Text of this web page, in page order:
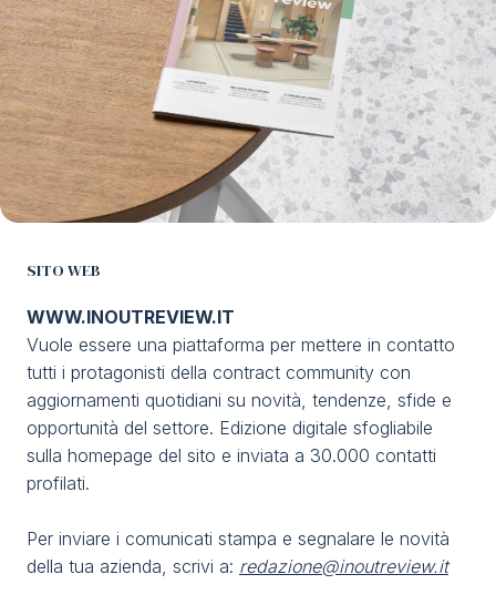
SITO WEB
WWW.INOUTREVIEW.IT
Vuole essere una piattaforma per mettere in contatto
tutti i protagonisti della contract community con
aggiornamenti quotidiani su novità, tendenze, sfide e
opportunità del settore. Edizione digitale sfogliabile
sulla homepage del sito e inviata a 30.000 contatti
profilati.
Per inviare i comunicati stampa e segnalare le novità
della tua azienda, scrivi a: redazione@inoutreview.it